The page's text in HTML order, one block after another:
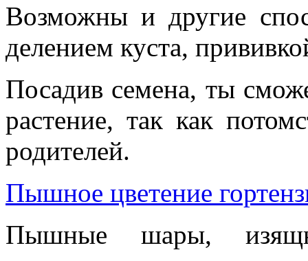
Возможны и другие
делением куста,
Посадив семена, ты
растение, так как
родителей.
Пышное цветение
Пышные шары,